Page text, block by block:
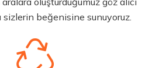
sizlerin beğenisine sunuyoruz.